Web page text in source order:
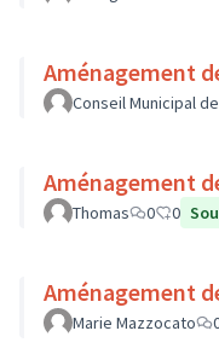
Aménagement
Conseil Municipal
Thomas 0 0
Aménagement
Marie Mazzocato